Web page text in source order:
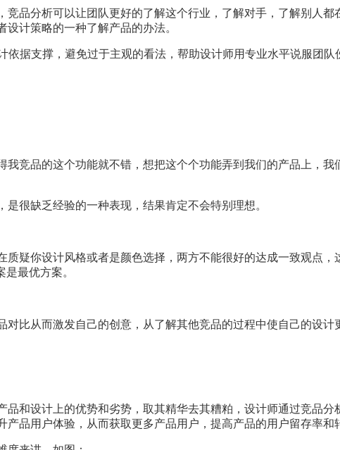
品分析可以让团队更好的了解这个行业，了解对手，了解别人都
设计策略的一种了解产品的办法。
据支撑，避免过于主观的看法，帮助设计师用专业水平说服团队
竞品的这个功能就不错，想把这个个功能弄到我们的产品上，
很缺乏经验的一种表现，结果肯定不会特别理想。
疑你设计风格或者是颜色选择，两方不能很好的达成一致观点
最优方案。
比从而激发自己的创意，从了解其他竞品的过程中使自己的设计
和设计上的优势和劣势，取其精华去其糟粕，设计师通过竞品
品用户体验，从而获取更多产品用户，提高产品的用户留存率和